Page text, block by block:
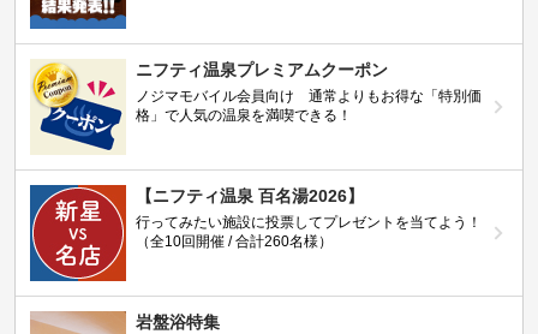
ニフティ温泉プレミアムクーポン
ノジマモバイル会員向け 通常よりもお得な「特別価
格」で人気の温泉を満喫できる！
【ニフティ温泉 百名湯2026】
行ってみたい施設に投票してプレゼントを当てよう！
（全10回開催 / 合計260名様）
岩盤浴特集